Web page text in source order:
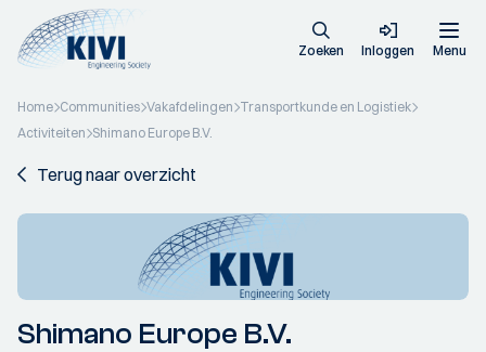
Zoeken Inloggen Menu
Home Communities Vakafdelingen Transportkunde en Logistiek
Activiteiten Shimano Europe B.V.
Terug naar overzicht
Shimano Europe B.V.